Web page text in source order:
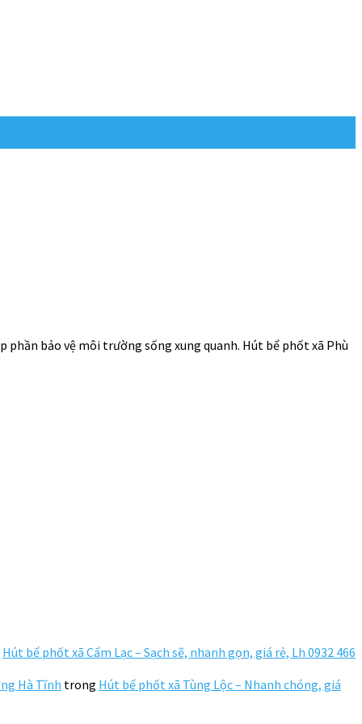
bảo vệ môi trường sống xung quanh. Hút bể phốt xã Phù
Hút bể phốt xã Cẩm Lạc – Sạch sẽ, nhanh gọn, giá rẻ, Lh 0932 466
Hà Tĩnh trong Hút bể phốt xã Tùng Lộc – Nhanh chóng, giá